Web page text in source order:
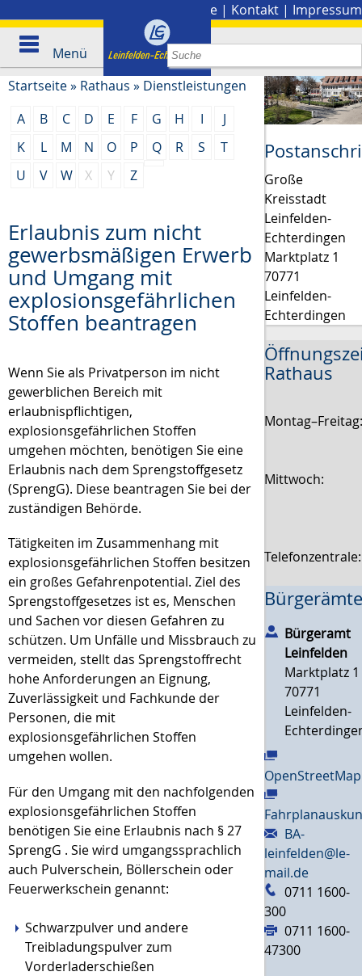
Presse | Kontakt | Impressum
Menü
Startseite» Rathaus » Dienstleistungen
A
B C D E F G H I
J
K
L M N O P Q R S
T
U
V W X Y Z
Erlaubnis zum nicht
gewerbsmäßigen Erwerb
und Umgang mit
explosionsgefährlichen
Stoffen beantragen
Wenn Sie als Privatperson im nicht
gewerblichen Bereich mit
erlaubnispflichtigen,
explosionsgefährlichen Stoffen
umgehen möchten, benötigen Sie eine
Erlaubnis nach dem Sprengstoffgesetz
(SprengG). Diese beantragen Sie bei der
zuständigen Behörde.
Tätigkeiten im Zusammenhang mit
explosionsgefährlichen Stoffen besitzen
ein großes Gefahrenpotential. Ziel des
Sprengstoffgesetzes ist es, Menschen
und Sachen vor diesen Gefahren zu
schützen. Um Unfälle und Missbrauch zu
vermeiden, stellt das Sprengstoffrecht
hohe Anforderungen an Eignung,
Zuverlässigkeit und Fachkunde der
Personen, die mit
explosionsgefährlichen Stoffen
umgehen wollen.
Für den Umgang mit den nachfolgenden
explosionsgefährlichen Stoffen
benötigen Sie eine Erlaubnis nach § 27
SprengG . Sie wird umgangssprachlich
auch Pulverschein, Böllerschein oder
Feuerwerkschein genannt:
Schwarzpulver und andere
Treibladungspulver zum
Vorderladerschießen
Große
Kreisstadt
Leinfelden-
Echterdingen
Marktplatz 1
70771
Leinfelden-
Echterdingen
Rathaus
Mittwoch:
Bürgeramt
Leinfelden
Marktplatz 1
70771
Leinfelden-
OpenStreetMap
BA-
leinfelden@le-
mail.de
0711 1600-
300
0711 1600-
47300